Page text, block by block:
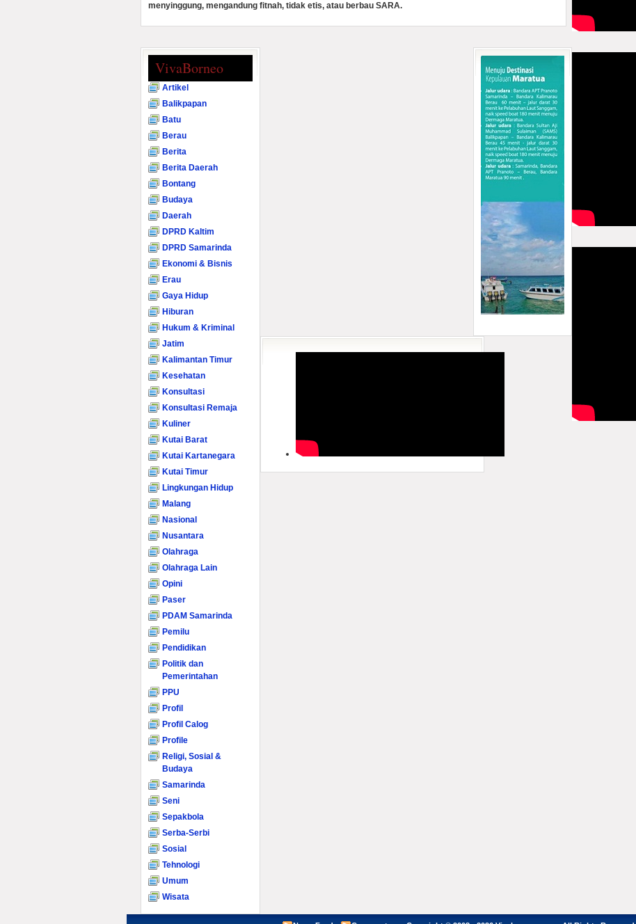
menyinggung, mengandung fitnah, tidak etis, atau berbau SARA.
VivaBorneo
Artikel
Balikpapan
Batu
Berau
Berita
Berita Daerah
Bontang
Budaya
Daerah
DPRD Kaltim
DPRD Samarinda
Ekonomi & Bisnis
Erau
Gaya Hidup
Hiburan
Hukum & Kriminal
Jatim
Kalimantan Timur
Kesehatan
Konsultasi
Konsultasi Remaja
Kuliner
Kutai Barat
Kutai Kartanegara
Kutai Timur
Lingkungan Hidup
Malang
Nasional
Nusantara
Olahraga
Olahraga Lain
Opini
Paser
PDAM Samarinda
Pemilu
Pendidikan
Politik dan
Pemerintahan
PPU
Profil
Profil Calog
Profile
Religi, Sosial &
Budaya
Samarinda
Seni
Sepakbola
Serba-Serbi
Sosial
Tehnologi
Umum
Wisata